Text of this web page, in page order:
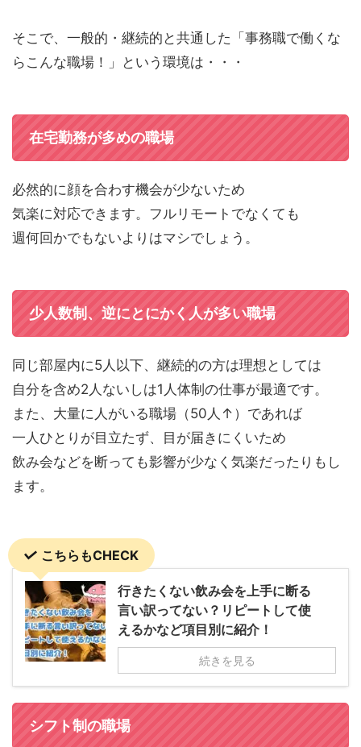
そこで、一般的・継続的と共通した「事務職で働くな
らこんな職場！」という環境は・・・
在宅勤務が多めの職場
必然的に顔を合わす機会が少ないため
気楽に対応できます。フルリモートでなくても
週何回かでもないよりはマシでしょう。
少人数制、逆にとにかく人が多い職場
同じ部屋内に5人以下、継続的の方は理想としては
自分を含め2人ないしは1人体制の仕事が最適です。
また、大量に人がいる職場（50人↑）であれば
一人ひとりが目立たず、目が届きにくいため
飲み会などを断っても影響が少なく気楽だったりもし
ます。
こちらもCHECK
行きたくない飲み会を上手に断る
言い訳ってない？リピートして使
えるかなど項目別に紹介！
続きを見る
シフト制の職場